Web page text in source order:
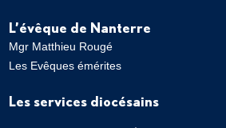
L’évêque de Nanterre
Mgr Matthieu Rougé
Les Evêques émérites
Les services diocésains